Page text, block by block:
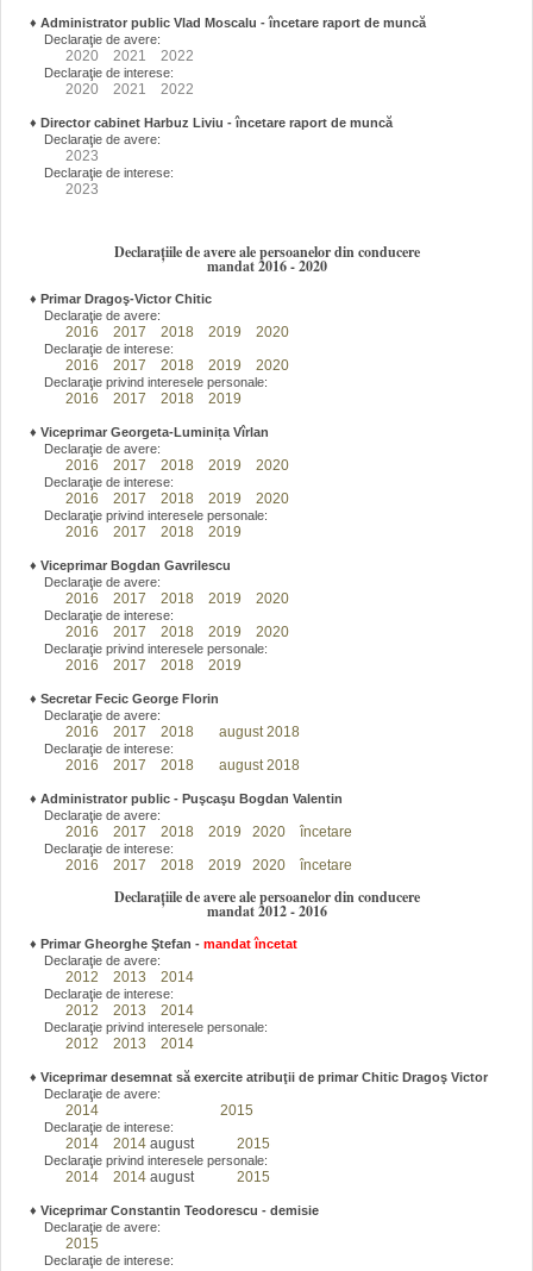
♦ Administrator public Vlad Moscalu - încetare raport de muncă
Declaraţie de avere:
2020 2021 2022
Declaraţie de interese:
2020 2021 2022
♦ Director cabinet Harbuz Liviu - încetare raport de muncă
Declaraţie de avere:
2023
Declaraţie de interese:
2023
Declarațiile de avere ale persoanelor din conducere
mandat 2016 - 2020
♦ Primar Dragoş-Victor Chitic
Declaraţie de avere:
2016 2017 2018 2019 2020
Declaraţie de interese:
2016 2017 2018 2019 2020
Declaraţie privind interesele personale:
2016 2017 2018 2019
♦ Viceprimar Georgeta-Luminița Vîrlan
Declaraţie de avere:
2016 2017 2018 2019 2020
Declaraţie de interese:
2016 2017 2018 2019 2020
Declaraţie privind interesele personale:
2016 2017 2018 2019
♦ Viceprimar Bogdan Gavrilescu
Declaraţie de avere:
2016 2017 2018 2019 2020
Declaraţie de interese:
2016 2017 2018 2019 2020
Declaraţie privind interesele personale:
2016 2017 2018 2019
♦ Secretar Fecic George Florin
Declaraţie de avere:
2016 2017 2018 august 2018
Declaraţie de interese:
2016 2017 2018 august 2018
♦ Administrator public - Puşcaşu Bogdan Valentin
Declaraţie de avere:
2016 2017 2018 2019 2020 încetare
Declaraţie de interese:
2016 2017 2018 2019 2020 încetare
Declarațiile de avere ale persoanelor din conducere
mandat 2012 - 2016
♦ Primar Gheorghe Ştefan - mandat încetat
Declaraţie de avere:
2012 2013 2014
Declaraţie de interese:
2012 2013 2014
Declaraţie privind interesele personale:
2012 2013 2014
♦ Viceprimar desemnat să exercite atribuţii de primar Chitic Dragoş Victor
Declaraţie de avere:
2014 2015
Declaraţie de interese:
2014 2014 august 2015
Declaraţie privind interesele personale:
2014 2014 august 2015
♦ Viceprimar Constantin Teodorescu - demisie
Declaraţie de avere:
2015
Declaraţie de interese: